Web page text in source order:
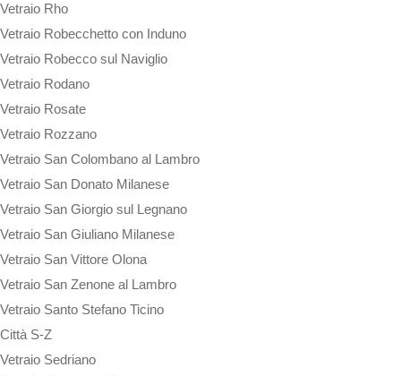
Vetraio Rho
Vetraio Robecchetto con Induno
Vetraio Robecco sul Naviglio
Vetraio Rodano
Vetraio Rosate
Vetraio Rozzano
Vetraio San Colombano al Lambro
Vetraio San Donato Milanese
Vetraio San Giorgio sul Legnano
Vetraio San Giuliano Milanese
Vetraio San Vittore Olona
Vetraio San Zenone al Lambro
Vetraio Santo Stefano Ticino
Città S-Z
Vetraio Sedriano